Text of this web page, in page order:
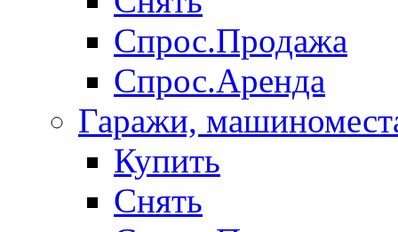
Спрос.Продажа
Спрос.Аренда
Гаражи,
Купить
Снять